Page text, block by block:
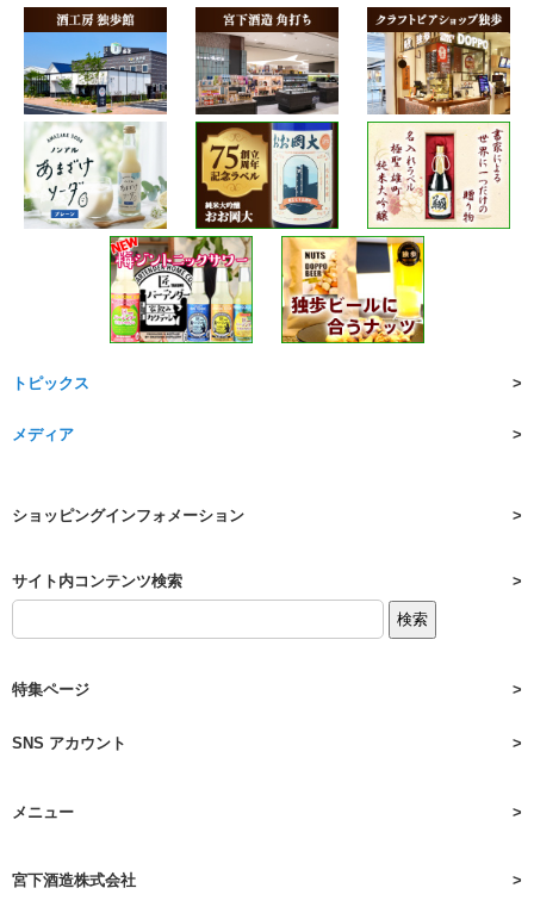
トピックス
メディア
ショッピングインフォメーション
サイト内コンテンツ検索
特集ページ
SNS アカウント
メニュー
宮下酒造株式会社